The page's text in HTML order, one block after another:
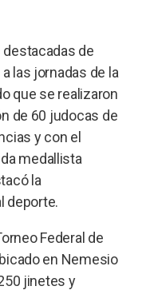
de
las jornadas de la
que se realizaron
de 60 judocas de
y con el
medallista
la
deporte.
Federal de
en Nemesio
jinetes y